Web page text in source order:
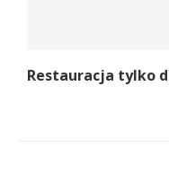
Restauracja tylko